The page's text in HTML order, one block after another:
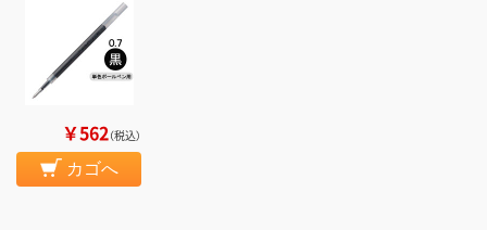
￥562（税込）
カゴへ